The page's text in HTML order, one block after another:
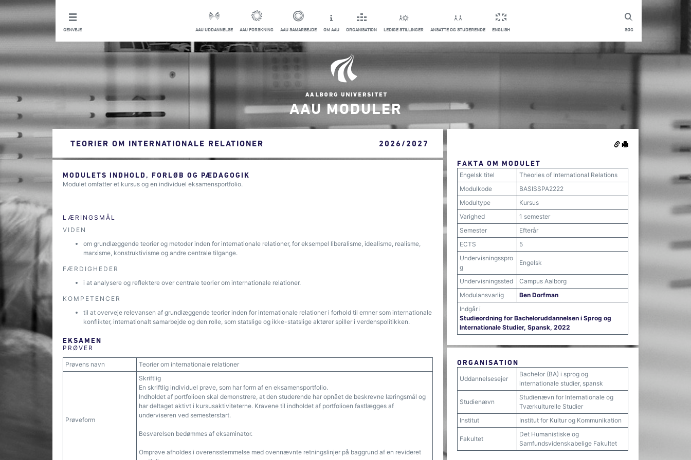
SØG
GENVEJE AAU UDDANNELSE AAU FORSKNING AAU SAMARBEJDE OM AAU ORGANISATION LEDIGE STILLINGER ANSATTE OG STUDERENDE ENGLISH
AAU MODULER
TEORIER OM INTERNATIONALE RELATIONER 2026/2027
MODULETS INDHOLD, FORLØB OG PÆDAGOGIK
Modulet omfatter et kursus og en individuel eksamensportfolio.
LÆRINGSMÅL
VIDEN
om grundlæggende teorier og metoder inden for internationale relationer, for eksempel liberalisme, idealisme, realisme,
marxisme, konstruktivisme og andre centrale tilgange.
FÆRDIGHEDER
i at analysere og reflektere over centrale teorier om internationale relationer.
KOMPETENCER
til at overveje relevansen af grundlæggende teorier inden for internationale relationer i forhold til emner som internationale
konflikter, internationalt samarbejde og den rolle, som statslige og ikke-statslige aktører spiller i verdenspolitikken.
EKSAMEN
PRØVER
Prøvens navn Teorier om internationale relationer
Prøveform
Skriftlig
En skriftlig individuel prøve, som har form af en eksamensportfolio.
Indholdet af portfolioen skal demonstrere, at den studerende har opnået de beskrevne læringsmål og
har deltaget aktivt i kursusaktiviteterne. Kravene til indholdet af portfolioen fastlægges af
underviseren ved semesterstart.
Besvarelsen bedømmes af eksaminator.
Omprøve afholdes i overensstemmelse med ovennævnte retningslinjer på baggrund af en revideret
FAKTA OM MODULET
Engelsk titel
Theories of International Relations
Modulkode
BASISSPA2222
Modultype
Kursus
Varighed
1 semester
Semester
Efterår
ECTS
5
Undervisningsspro
g
Engelsk
Undervisningssted
Campus Aalborg
Modulansvarlig
Ben Dorfman
Indgår i
Studieordning for Bacheloruddannelsen i Sprog og
Internationale Studier, Spansk, 2022
ORGANISATION
Uddannelsesejer
Bachelor (BA) i sprog og
internationale studier, spansk
Studienævn
Studienævn for Internationale og
Tværkulturelle Studier
Institut
Institut for Kultur og Kommunikation
Fakultet
Det Humanistiske og
Samfundsvidenskabelige Fakultet